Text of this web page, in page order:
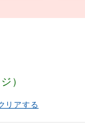
）
リアする